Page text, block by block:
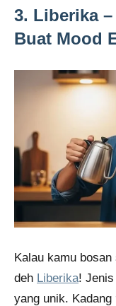
3. Liberika
Buat Mood
Kalau kamu
deh Liberika! Jenis
yang unik. Kadang